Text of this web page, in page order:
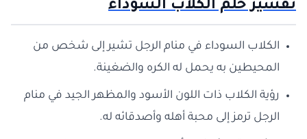
تفسير حلم الكلاب السوداء
الكلاب السوداء في منام الرجل تشير إلى شخص من
المحيطين به يحمل له الكره والضغينة.
رؤية الكلاب ذات اللون الأسود والمظهر الجيد في منام
الرجل ترمز إلى محبة أهله وأصدقائه له.